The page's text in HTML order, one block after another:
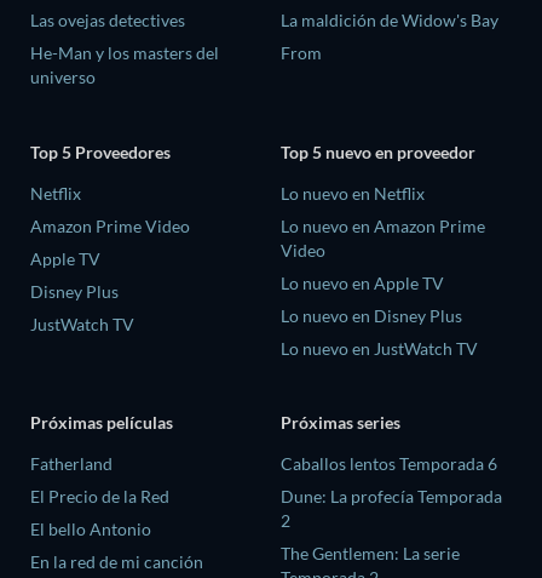
Las ovejas detectives
He-Man y los masters del
universo
La maldición de Widow's Bay
From
Top 5 Proveedores
Netflix
Amazon Prime Video
Apple TV
Disney Plus
JustWatch TV
Top 5 nuevo en proveedor
Lo nuevo en Netflix
Lo nuevo en Amazon Prime
Video
Lo nuevo en Apple TV
Lo nuevo en Disney Plus
Lo nuevo en JustWatch TV
Próximas películas
Fatherland
El Precio de la Red
El bello Antonio
En la red de mi canción
Próximas series
Caballos lentos Temporada 6
Dune: La profecía Temporada
2
The Gentlemen: La serie